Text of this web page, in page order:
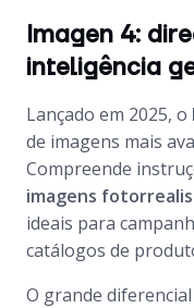
Imagen 4:
inteligência
Lançado em 2025, o
de imagens mais
Compreende
imagens
ideais para
catálogos de
O grande